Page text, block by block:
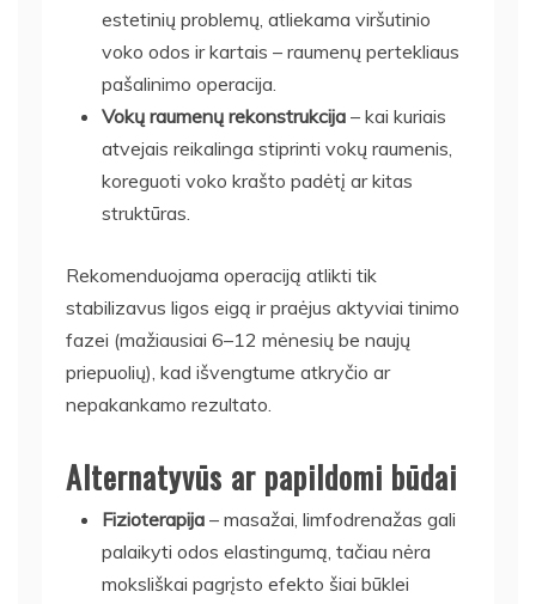
estetinių problemų, atliekama viršutinio
voko odos ir kartais – raumenų pertekliaus
pašalinimo operacija.
Vokų raumenų rekonstrukcija – kai kuriais
atvejais reikalinga stiprinti vokų raumenis,
koreguoti voko krašto padėtį ar kitas
struktūras.
Rekomenduojama operaciją atlikti tik
stabilizavus ligos eigą ir praėjus aktyviai tinimo
fazei (mažiausiai 6–12 mėnesių be naujų
priepuolių), kad išvengtume atkryčio ar
nepakankamo rezultato.
Alternatyvūs ar papildomi būdai
Fizioterapija – masažai, limfodrenažas gali
palaikyti odos elastingumą, tačiau nėra
moksliškai pagrįsto efekto šiai būklei